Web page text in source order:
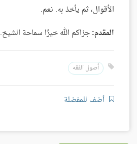
الأقوال، ثم يأخذ به. نعم.
المقدم:جزاكم الله خيرًا سماحة الشيخ.
أصول الفقه
أضف للمفضلة